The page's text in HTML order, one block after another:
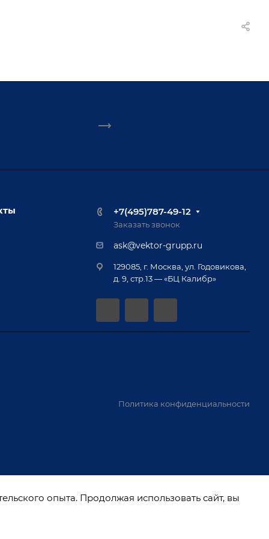
+7(495)787-49-12
Заказать звонок
ask@vektor-grupp.ru
129085, г. Москва, ул. Годовикова,
д. 9, стр.13 — «БЦ Калибр»
Политика конфиденциальности
опыта. Продолжая использовать сайт, вы